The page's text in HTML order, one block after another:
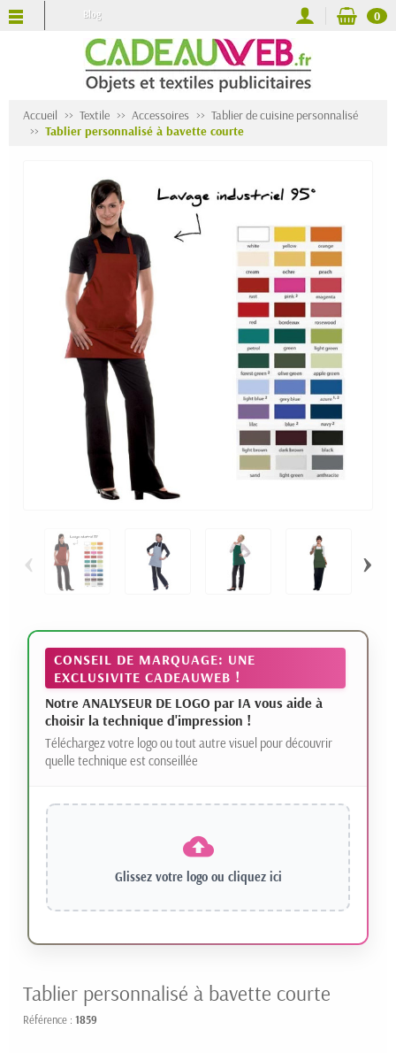
Blog 0
Accueil Textile Accessoires
Tablier de cuisine personnalisé
Tablier personnalisé à bavette courte
‹ ›
CONSEIL DE MARQUAGE: UNE
EXCLUSIVITE CADEAUWEB !
Notre ANALYSEUR DE LOGO par IA vous aide à
choisir la technique d'impression !
Téléchargez votre logo ou tout autre visuel pour découvrir
quelle technique est conseillée
Glissez votre logo ou cliquez ici
Tablier personnalisé à bavette courte
Référence : 1859